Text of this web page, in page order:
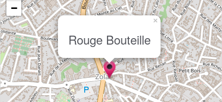
Rouge Bouteille
×
−